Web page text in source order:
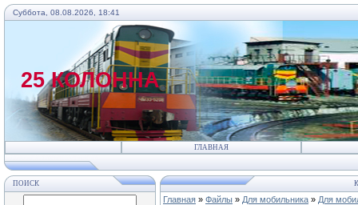
Суббота, 08.08.2026, 18:41
25 КОЛОННА
ГЛАВНАЯ
ПОИСК
Главная » Файлы » Для мобильника » Для